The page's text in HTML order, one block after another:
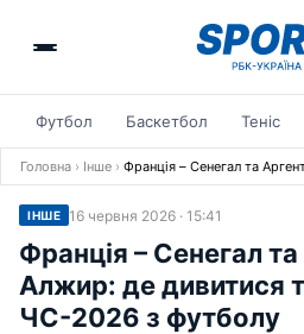
Футбол Баскетбол Теніс
Головна › Інше › Франція – Сенегал та
ІНШЕ 16 червня 2026 · 15:41
Франція – Сенегал
Алжир: де дивитися
ЧС-2026 з футболу